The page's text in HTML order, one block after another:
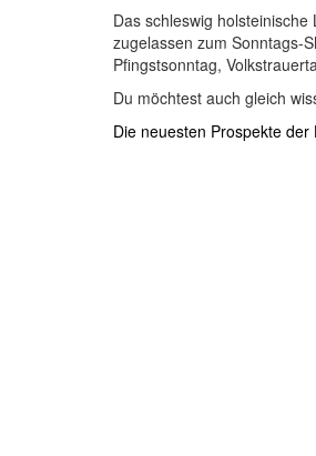
Das schleswig
zugelassen zum Sonntags-
Pfingstsonntag,
Du möchtest auch gleich
Die neuesten Prospekte